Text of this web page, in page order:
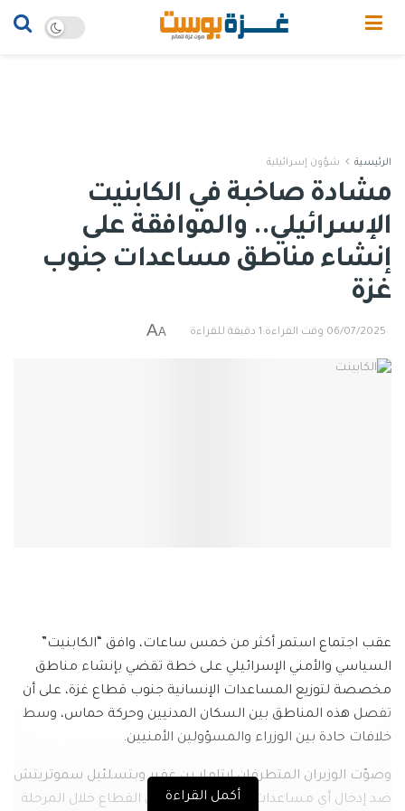
الرئيسية شؤون إسرائيلية
مشادة صاخبة في الكابنيت
الإسرائيلي.. والموافقة على
إنشاء مناطق مساعدات جنوب
غزة
06/07/2025 وقت القراءة:1 دقيقة للقراءة A
A
عقب اجتماع استمر أكثر من خمس ساعات، وافق “الكابنيت”
السياسي والأمني الإسرائيلي على خطة تقضي بإنشاء مناطق
مخصصة لتوزيع المساعدات الإنسانية جنوب قطاع غزة، على أن
تفصل هذه المناطق بين السكان المدنيين وحركة حماس، وسط
خلافات حادة بين الوزراء والمسؤولين الأمنيين.
وصوّت الوزيران المتطرفان إيتامار بن غفير وبتسلئيل سموتريتش
ضد إدخال أي مساعدات إنسانية إلى شمال القطاع خلال المرحلة
أكمل القراءة